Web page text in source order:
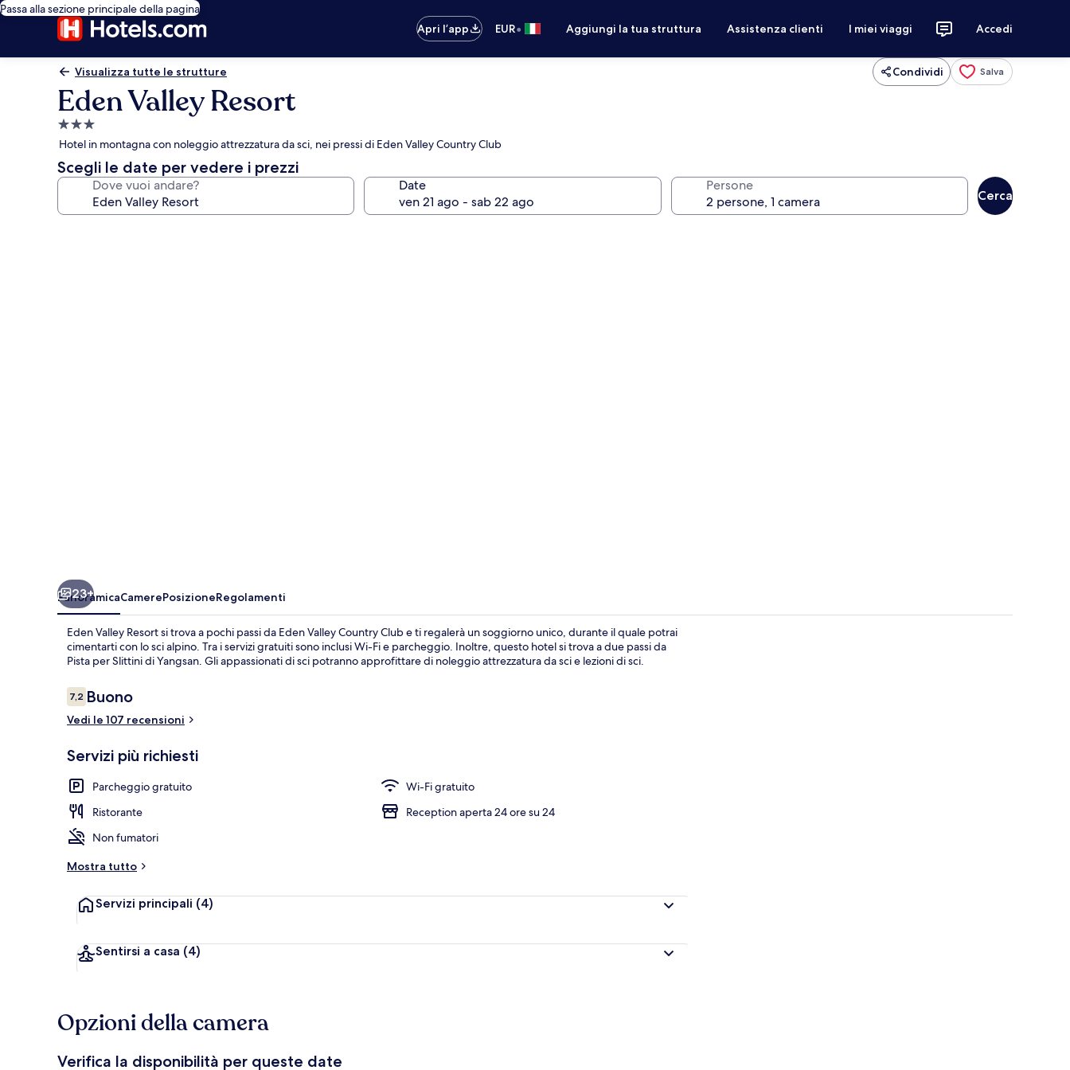
Passa alla sezione principale della pagina
Apri l’app
EUR• Aggiungi la tua struttura Assistenza clienti I miei viaggi Accedi
Visualizza tutte le strutture Condividi Salva
Eden Valley Resort
Struttura
a
3.0
stelle
Hotel in montagna con noleggio attrezzatura da sci, nei pressi di Eden Valley Country Club
Scegli le date per vedere i prezzi
Dove vuoi andare? Date Persone
Cerca
23+
PanoramicaCamerePosizioneRegolamenti
Eden Valley Resort si trova a pochi passi da Eden Valley Country Club e ti regalerà un soggiorno unico, durante il quale potrai
cimentarti con lo sci alpino. Tra i servizi gratuiti sono inclusi Wi-Fi e parcheggio. Inoltre, questo hotel si trova a due passi da
Pista per Slittini di Yangsan. Gli appassionati di sci potranno approfittare di noleggio attrezzatura da sci e lezioni di sci.
Recensioni
7,27,2 su 10
Buono
Vedi le 107 recensioni
Servizi più richiesti
Parcheggio gratuito
Wi-Fi gratuito
Ristorante
Reception aperta 24 ore su 24
Non fumatori
Mostra tutto
Servizi principali (4)
Sentirsi a casa (4)
Opzioni della camera
Verifica la disponibilità per queste date